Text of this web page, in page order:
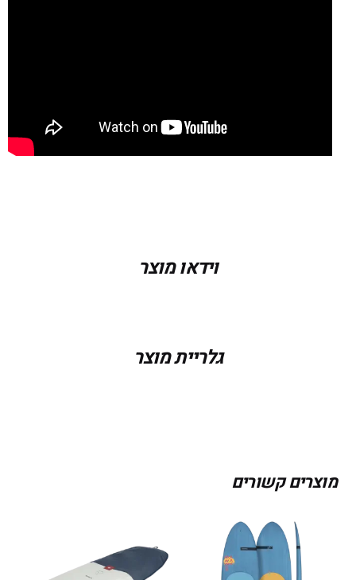
וידאו מוצר
גלריית מוצר
מוצרים קשורים